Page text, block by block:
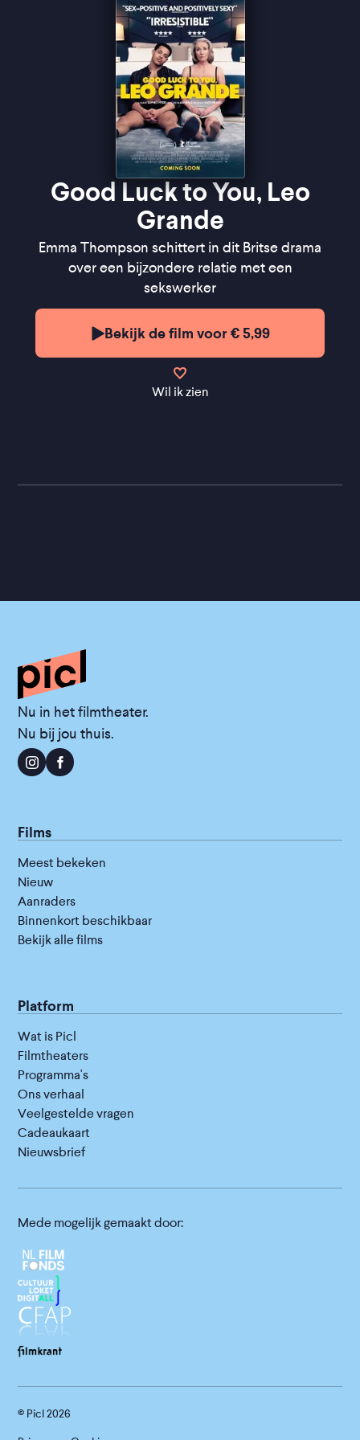
Good Luck to You, Leo
Grande
Emma Thompson schittert in dit Britse drama
over een bijzondere relatie met een
sekswerker
Bekijk de film voor € 5,99
Wil ik zien
Nu in het filmtheater.
Nu bij jou thuis.
Films
Meest bekeken
Nieuw
Aanraders
Binnenkort beschikbaar
Bekijk alle films
Platform
Wat is Picl
Filmtheaters
Programma's
Ons verhaal
Veelgestelde vragen
Cadeaukaart
Nieuwsbrief
Mede mogelijk gemaakt door:
© Picl2026